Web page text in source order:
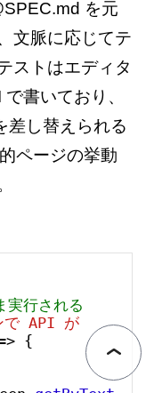
を元
文脈に応じてテ
ストはエディタ
書いており、
差し替えられる
ページの挙動
行される
で API が
{